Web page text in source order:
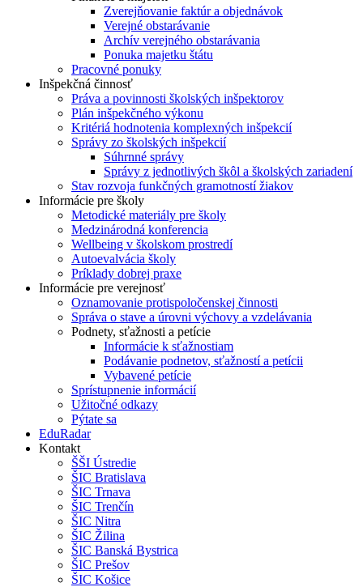
Zverejňovanie faktúr a objednávok
Verejné obstarávanie
Archív verejného obstarávania
Ponuka majetku štátu
Pracovné ponuky
Inšpekčná činnosť
Práva a povinnosti školských inšpektorov
Plán inšpekčného výkonu
Kritériá hodnotenia komplexných inšpekcií
Správy zo školských inšpekcií
Súhrnné správy
Správy z jednotlivých škôl a školských zariadení
Stav rozvoja funkčných gramotností žiakov
Informácie pre školy
Metodické materiály pre školy
Medzinárodná konferencia
Wellbeing v školskom prostredí
Autoevalvácia školy
Príklady dobrej praxe
Informácie pre verejnosť
Oznamovanie protispoločenskej činnosti
Správa o stave a úrovni výchovy a vzdelávania
Podnety, sťažnosti a petície
Informácie k sťažnostiam
Podávanie podnetov, sťažností a petícii
Vybavené petície
Sprístupnenie informácií
Užitočné odkazy
Pýtate sa
EduRadar
Kontakt
ŠŠI Ústredie
ŠIC Bratislava
ŠIC Trnava
ŠIC Trenčín
ŠIC Nitra
ŠIC Žilina
ŠIC Banská Bystrica
ŠIC Prešov
ŠIC Košice